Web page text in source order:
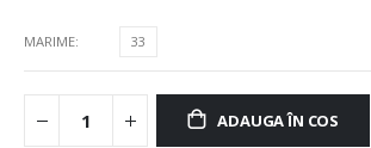
MARIME 33
ADAUGA ÎN COS